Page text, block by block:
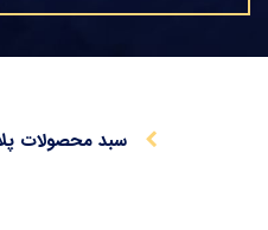
سبد محصولات پلاستیک طبرستان